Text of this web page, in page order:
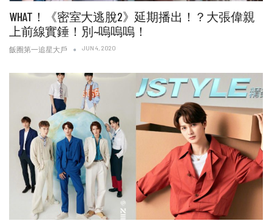
WHAT！《密室大逃脫2》延期播出！？大張偉親
上前線實錘！別~嗚嗚嗚！
飯圈第一追星大戶 JUN 4, 2020